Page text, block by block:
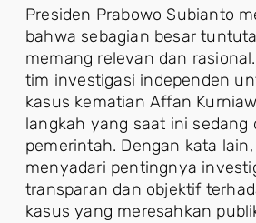
Presiden Prabowo Subianto
bahwa sebagian besar
memang relevan dan
tim investigasi independen
kasus kematian Affan
langkah yang saat ini sedang
pemerintah. Dengan kata
menyadari pentingnya
transparan dan objektif
kasus yang meresahkan